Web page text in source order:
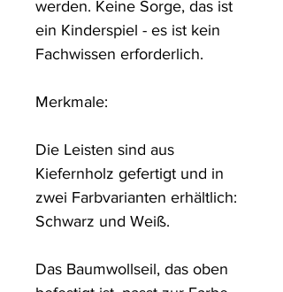
werden. Keine Sorge, das ist
ein Kinderspiel - es ist kein
Fachwissen erforderlich.
Merkmale:
Die Leisten sind aus
Kiefernholz gefertigt und in
zwei Farbvarianten erhältlich:
Schwarz und Weiß.
Das Baumwollseil, das oben